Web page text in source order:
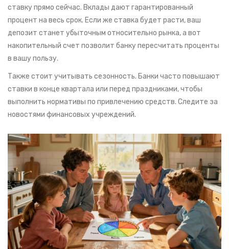
ставку прямо сейчас. Вклады дают гарантированный
процент на весь срок. Если же ставка будет расти, ваш
депозит станет убыточным относительно рынка, а вот
накопительный счет позволит банку пересчитать проценты
в вашу пользу.
Также стоит учитывать сезонность. Банки часто повышают
ставки в конце квартала или перед праздниками, чтобы
выполнить нормативы по привлечению средств. Следите за
новостями финансовых учреждений.